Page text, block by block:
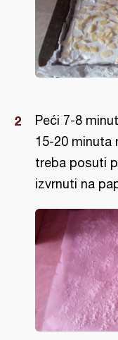
Peći 7-8
15-20 minuta
treba posuti
izvrnuti na